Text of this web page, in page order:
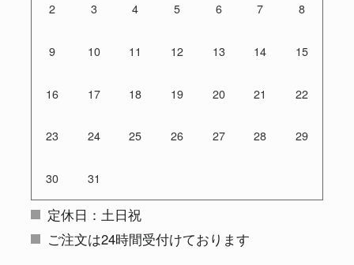
2 3 4 5 6 7 8
9 10 11 12 13 14 15
16 17 18 19 20 21 22
23 24 25 26 27 28 29
30 31
定休日：土日祝
ご注文は24時間受付けております